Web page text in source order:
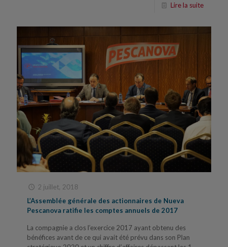
Lire la suite
2 juillet, 2018
L’Assemblée générale des actionnaires de Nueva
Pescanova ratifie les comptes annuels de 2017
La compagnie a clos l’exercice 2017 ayant obtenu des
bénéfices avant de ce qui avait été prévu dans son Plan